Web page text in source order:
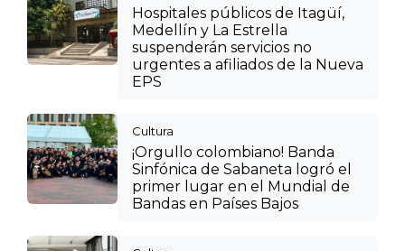
Hospitales públicos de Itagüí,
Medellín y La Estrella
suspenderán servicios no
urgentes a afiliados de la Nueva
EPS
Cultura
¡Orgullo colombiano! Banda
Sinfónica de Sabaneta logró el
primer lugar en el Mundial de
Bandas en Países Bajos